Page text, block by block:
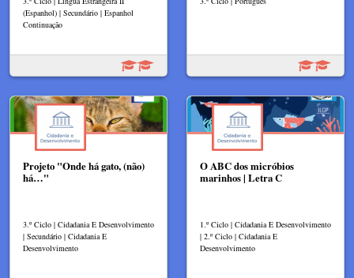
(Espanhol) | Secundário | Espanhol
Continuação
Projeto "Onde há gato, (não)
há…"
3.º Ciclo | Cidadania E Desenvolvimento
| Secundário | Cidadania E
Desenvolvimento
O ABC dos micróbios
marinhos | Letra C
1.º Ciclo | Cidadania E Desenvolvimento
| 2.º Ciclo | Cidadania E
Desenvolvimento